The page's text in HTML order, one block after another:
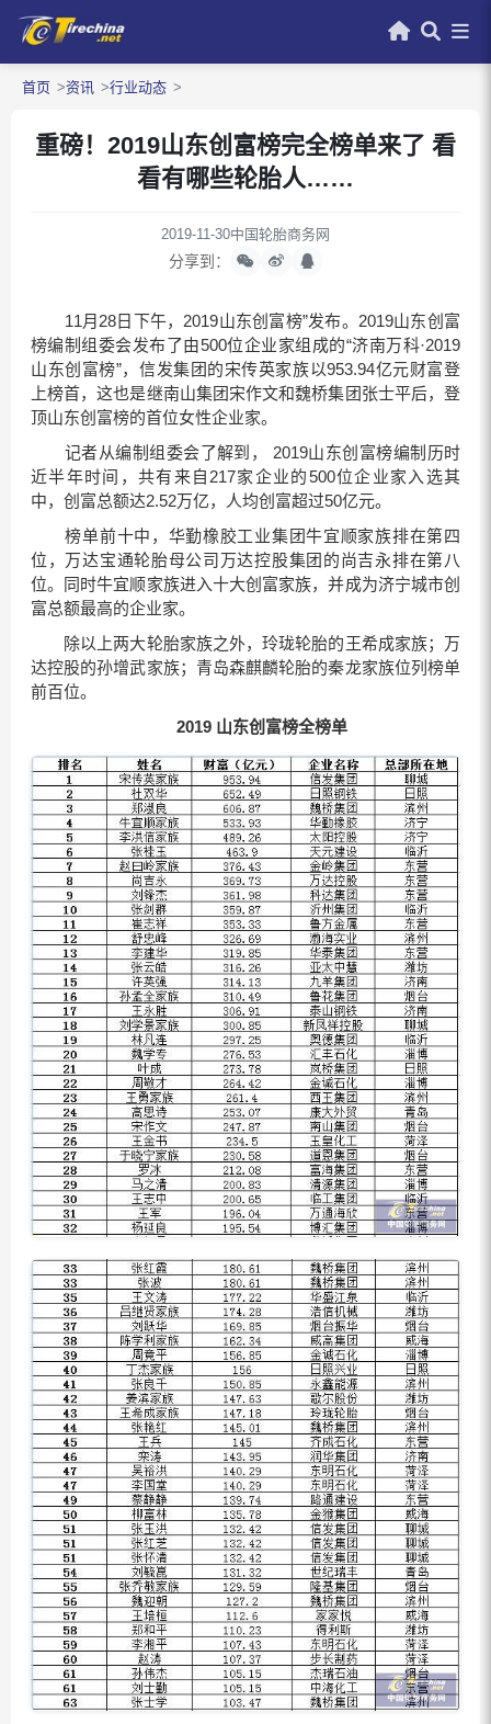
首页 资讯 行业动态
重磅！2019山东创富榜完全榜单来了 看
看有哪些轮胎人……
2019-11-30中国轮胎商务网
分享到：
11月28日下午，2019山东创富榜”发布。2019山东创富
榜编制组委会发布了由500位企业家组成的“济南万科·2019
山东创富榜”，信发集团的宋传英家族以953.94亿元财富登
上榜首，这也是继南山集团宋作文和魏桥集团张士平后，登
顶山东创富榜的首位女性企业家。
记者从编制组委会了解到， 2019山东创富榜编制历时
近半年时间，共有来自217家企业的500位企业家入选其
中，创富总额达2.52万亿，人均创富超过50亿元。
榜单前十中，华勤橡胶工业集团牛宜顺家族排在第四
位，万达宝通轮胎母公司万达控股集团的尚吉永排在第八
位。同时牛宜顺家族进入十大创富家族，并成为济宁城市创
富总额最高的企业家。
除以上两大轮胎家族之外，玲珑轮胎的王希成家族；万
达控股的孙增武家族；青岛森麒麟轮胎的秦龙家族位列榜单
前百位。
2019 山东创富榜全榜单